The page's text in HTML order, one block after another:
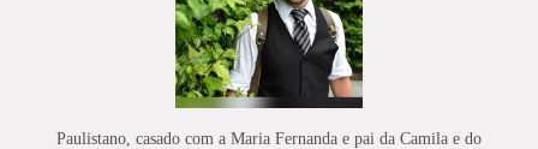
Paulistano, casado com a Maria Fernanda e pai da Camila e do